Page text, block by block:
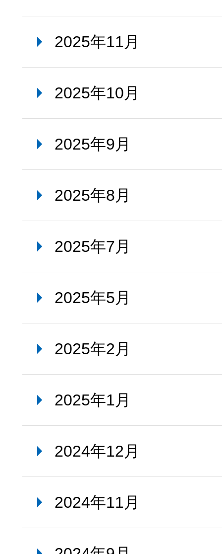
2025年11月
2025年10月
2025年9月
2025年8月
2025年7月
2025年5月
2025年2月
2025年1月
2024年12月
2024年11月